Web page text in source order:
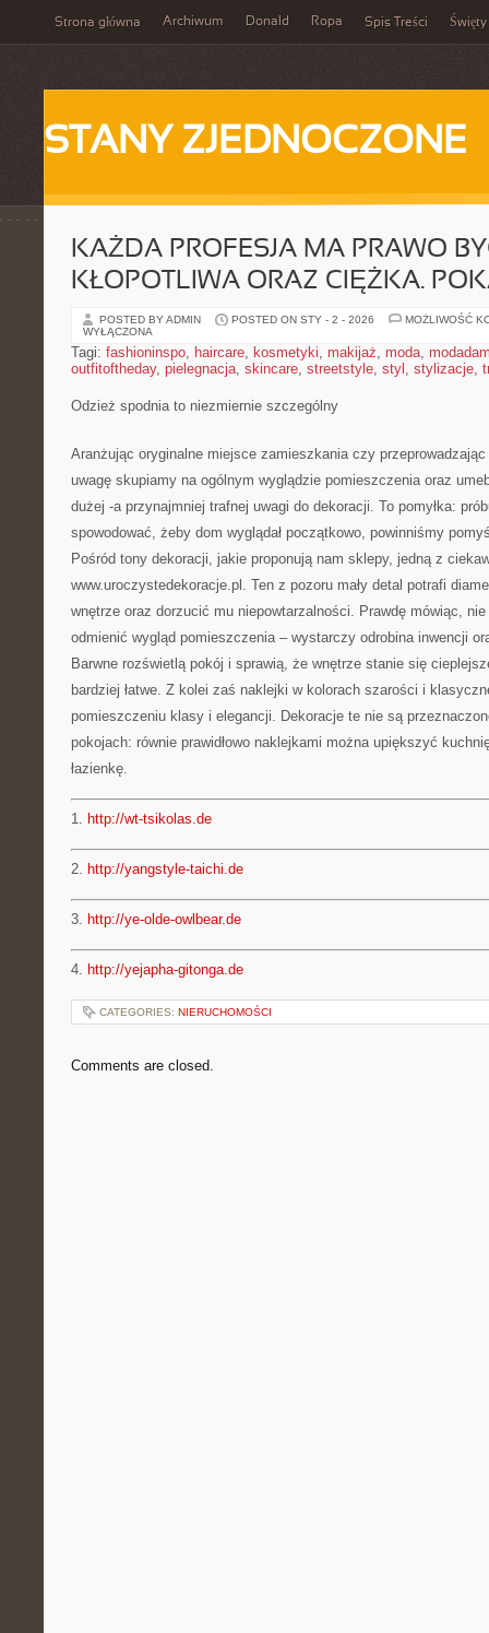
Strona główna Archiwum Donald Ropa Spis Treści Święty
STANY ZJEDNOCZONE
KAŻDA PROFESJA MA PRAWO
KŁOPOTLIWA ORAZ CIĘŻKA.
POSTED BY ADMIN POSTED ON STY - 2 - 2026
MOŻLIWOŚĆ
WYŁĄCZONA
Tagi: fashioninspo, haircare, kosmetyki, makijaż, moda,
outfitoftheday, pielegnacja, skincare, streetstyle, styl , stylizacje,
Odzież spodnia to niezmiernie szczególny
Aranżując oryginalne miejsce zamieszkania czy
uwagę skupiamy na ogólnym wyglądzie pomieszczenia oraz
dużej -a przynajmniej trafnej uwagi do dekoracji. To pomyłka:
spowodować, żeby dom wyglądał początkowo, powinniśmy
Pośród tony dekoracji, jakie proponują nam sklepy, jedną z
www.uroczystedekoracje.pl. Ten z pozoru mały detal potrafi
wnętrze oraz dorzucić mu niepowtarzalności. Prawdę mówiąc,
odmienić wygląd pomieszczenia – wystarczy odrobina inwencji
Barwne rozświetlą pokój i sprawią, że wnętrze stanie się
bardziej łatwe. Z kolei zaś naklejki w kolorach szarości i
pomieszczeniu klasy i elegancji. Dekoracje te nie są
pokojach: równie prawidłowo naklejkami można upiększyć
łazienkę.
1. http://wt-tsikolas.de
2. http://yangstyle-taichi.de
3. http://ye-olde-owlbear.de
4. http://yejapha-gitonga.de
CATEGORIES: NIERUCHOMOŚCI
Comments are closed.